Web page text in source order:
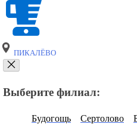
ПИКАЛЁВО
Выберите филиал:
Будогощь Сертолово